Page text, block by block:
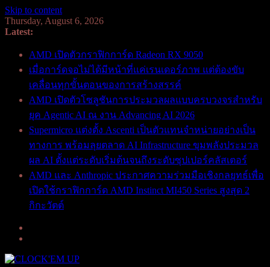
Skip to content
Thursday, August 6, 2026
Latest:
AMD เปิดตัวกราฟิกการ์ด Radeon RX 9050
เมื่อการ์ดจอไม่ได้มีหน้าที่แค่เรนเดอร์ภาพ แต่ต้องขับ
เคลื่อนทุกขั้นตอนของการสร้างสรรค์
AMD เปิดตัวโซลูชันการประมวลผลแบบครบวงจรสำหรับ
ยุค Agentic AI ณ งาน Advancing AI 2026
Supermicro แต่งตั้ง Ascenti เป็นตัวแทนจำหน่ายอย่างเป็น
ทางการ พร้อมลุยตลาด AI Infrastructure ขุมพลังประมวล
ผล AI ตั้งแต่ระดับเริ่มต้นจนถึงระดับซุปเปอร์คลัสเตอร์
AMD และ Anthropic ประกาศความร่วมมือเชิงกลยุทธ์เพื่อ
เปิดใช้กราฟิกการ์ด AMD Instinct MI450 Series สูงสุด 2
กิกะวัตต์